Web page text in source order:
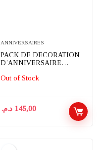
ANNIVERSAIRES
PACK DE DECORATION
D’ANNIVERSAIRE
THEME SPIDERMAN
Out of Stock
145,00 د.م.